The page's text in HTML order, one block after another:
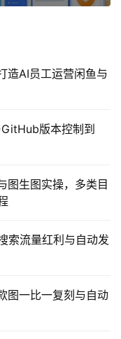
造AI员工运营闲鱼与
版本控制到
图生图实操，多类目
索流量红利与自动发
图一比一复刻与自动